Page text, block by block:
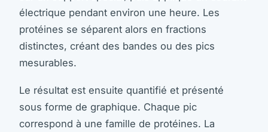
électrique pendant environ une heure. Les
protéines se séparent alors en fractions
distinctes, créant des bandes ou des pics
mesurables.
Le résultat est ensuite quantifié et présenté
sous forme de graphique. Chaque pic
correspond à une famille de protéines. La